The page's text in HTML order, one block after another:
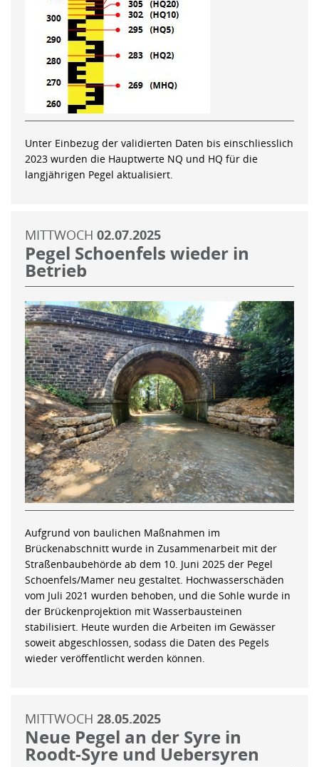
Unter Einbezug der validierten Daten bis einschliesslich
2023 wurden die Hauptwerte NQ und HQ für die
langjährigen Pegel aktualisiert.
MITTWOCH 02.07.2025
Pegel Schoenfels wieder in
Betrieb
Aufgrund von baulichen Maßnahmen im
Brückenabschnitt wurde in Zusammenarbeit mit der
Straßenbaubehörde ab dem 10. Juni 2025 der Pegel
Schoenfels/Mamer neu gestaltet. Hochwasserschäden
vom Juli 2021 wurden behoben, und die Sohle wurde in
der Brückenprojektion mit Wasserbausteinen
stabilisiert. Heute wurden die Arbeiten im Gewässer
soweit abgeschlossen, sodass die Daten des Pegels
wieder veröffentlicht werden können.
MITTWOCH 28.05.2025
Neue Pegel an der Syre in
Roodt-Syre und Uebersyren